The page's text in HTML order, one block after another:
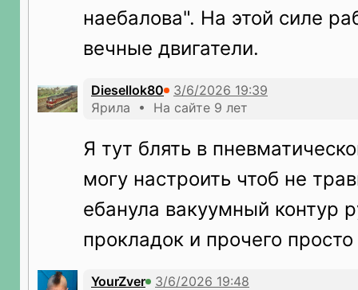
наебалова". На этой силе
вечные двигатели.
Diesellok80
Ярила • На сайте 9 лет
Я тут блять в
могу настроить чтоб не
ебанула вакуумный контур
прокладок и прочего
YourZver